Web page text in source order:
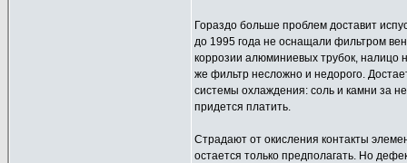
Гораздо больше проблем доставит
до 1995 года не оснащали фильтром
коррозии алюминиевых трубок, налицо
же фильтр несложно и недорого.
системы охлаждения: соль и камни за
придется платить.
Страдают от окисления контакты
остается только предполагать. Но